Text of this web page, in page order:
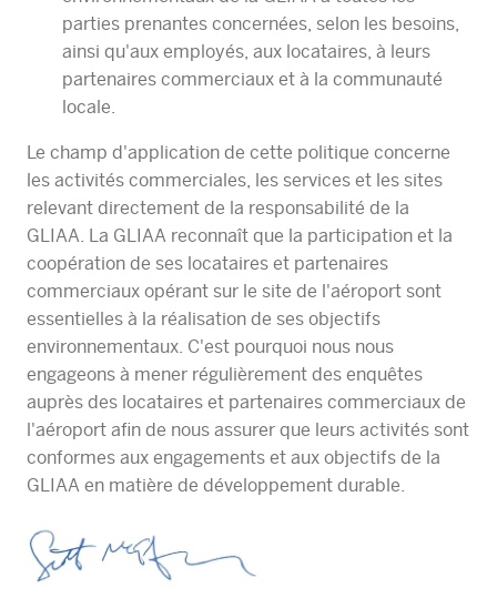
parties prenantes concernées, selon les besoins,
ainsi qu'aux employés, aux locataires, à leurs
partenaires commerciaux et à la communauté
locale.
Le champ d'application de cette politique concerne
les activités commerciales, les services et les sites
relevant directement de la responsabilité de la
GLIAA. La GLIAA reconnaît que la participation et la
coopération de ses locataires et partenaires
commerciaux opérant sur le site de l'aéroport sont
essentielles à la réalisation de ses objectifs
environnementaux. C'est pourquoi nous nous
engageons à mener régulièrement des enquêtes
auprès des locataires et partenaires commerciaux de
l'aéroport afin de nous assurer que leurs activités sont
conformes aux engagements et aux objectifs de la
GLIAA en matière de développement durable.